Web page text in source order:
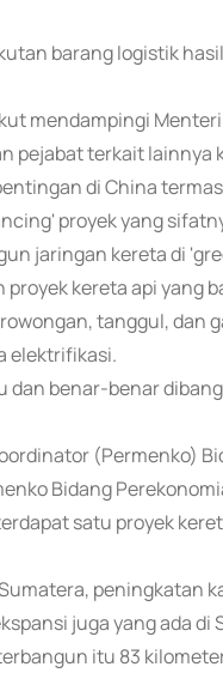
barang logistik
mendampingi
pejabat terkait
di China
proyek yang
jaringan kereta di
proyek kereta api
tanggul, dan
elektrifikasi.
benar-benar
(Permenko)
Bidang
satu proyek
peningkatan
juga yang ada
itu 83